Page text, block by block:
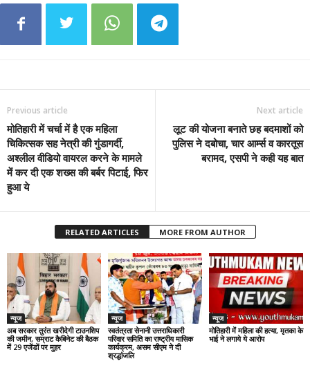
Previous article
मोतिहारी में चर्चा में है एक महिला
चिकित्सक सह नेत्री की गुंडागर्दी,
अश्लील वीडियो वायरल करने के मामले
में कर दी एक शख्स की बर्बर पिटाई, फिर
हुआ ये
Next article
लूट की योजना बनाते छह बदमाशों को
पुलिस ने दबोचा, चार आर्म्स व कारतूस
बरामद, एसपी ने कही यह बात
RELATED ARTICLES MORE FROM AUTHOR
न्यूज
अब सरकार तुरंत खरीदेगी टाउनशिप
की जमीन, सम्राट कैबिनेट की बैठक
में 29 एजेंडों पर मुहर
न्यूज
स्वतंत्रता सेनानी उत्तराधिकारी
परिवार समिति का राष्ट्रीय मासिक
कार्यक्रम, असम सीएम ने दी
श्रद्धांजलि
न्यूज
मोतिहारी में महिला की हत्या, मृतका के
भाई ने लगाये ये आरोप